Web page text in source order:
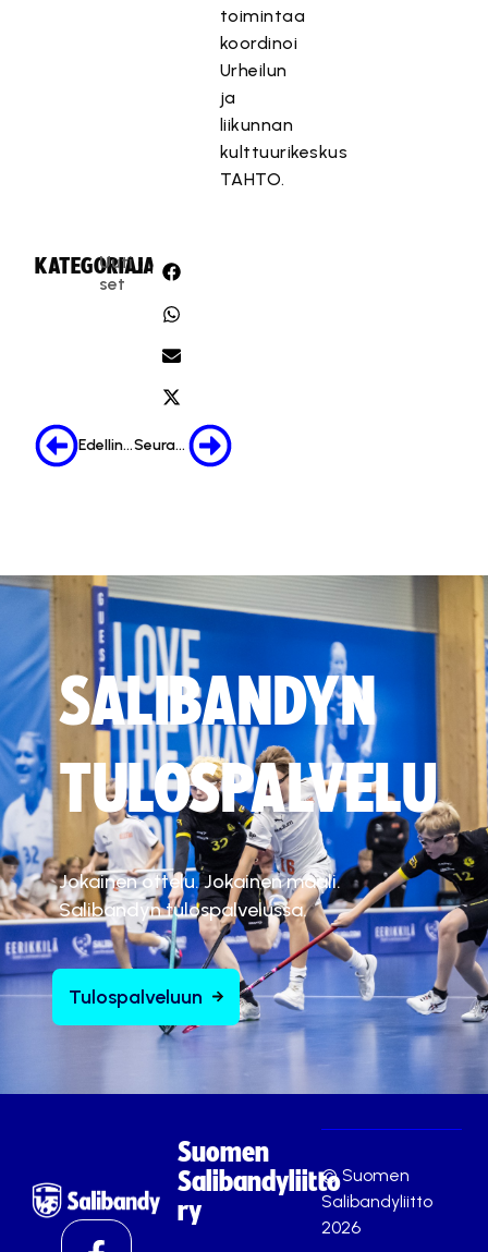
toimintaa
koordinoi
Urheilun
ja
liikunnan
kulttuurikeskus
TAHTO.
KATEGORIA:
Uuti
set
JAA:
Edellinen Seuraava
SALIBANDYN
TULOSPALVELU
Jokainen ottelu. Jokainen maali.
Salibandyn tulospalvelussa.
Tulospalveluun
Suomen
Salibandyliitto
ry
© Suomen
Salibandyliitto
2026